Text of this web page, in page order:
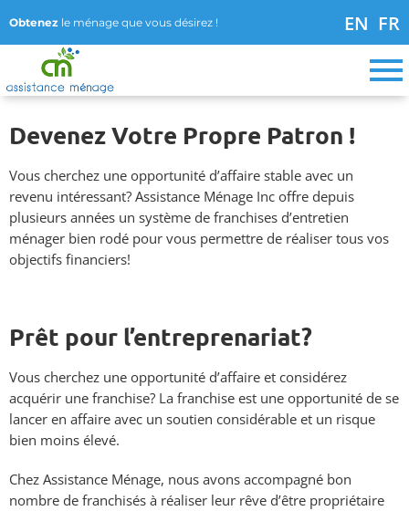
Obtenez le ménage que vous désirez ! EN FR
Devenez Votre Propre Patron !
Vous cherchez une opportunité d’affaire stable avec un
revenu intéressant? Assistance Ménage Inc offre depuis
plusieurs années un système de franchises d’entretien
ménager bien rodé pour vous permettre de réaliser tous vos
objectifs financiers!
Prêt pour l’entreprenariat?
Vous cherchez une opportunité d’affaire et considérez
acquérir une franchise? La franchise est une opportunité de se
lancer en affaire avec un soutien considérable et un risque
bien moins élevé.
Chez Assistance Ménage, nous avons accompagné bon
nombre de franchisés à réaliser leur rêve d’être propriétaire